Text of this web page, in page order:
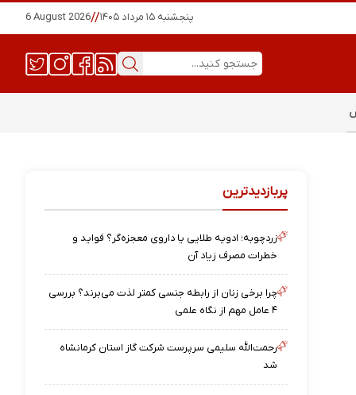
پنجشنبه ۱۵ مرداد ۱۴۰۵ //
6 August 2026
پربازدیدترین
زردچوبه؛ ادویه طلایی یا داروی معجزه‌گر؟ فواید و
خطرات مصرف زیاد آن
چرا برخی زنان از رابطه جنسی کمتر لذت می‌برند؟ بررسی
۴ عامل مهم از نگاه علمی
رحمت‌الله سلیمی سرپرست شرکت گاز استان کرمانشاه
شد